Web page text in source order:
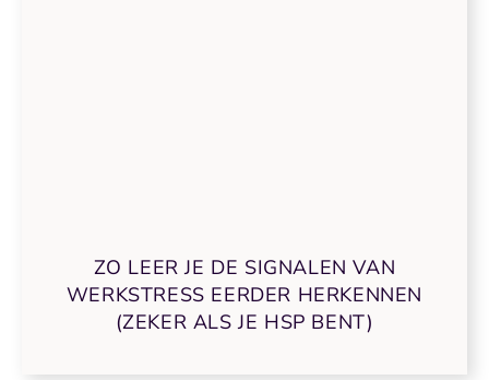
ZO LEER JE DE SIGNALEN VAN
WERKSTRESS EERDER HERKENNEN
(ZEKER ALS JE HSP BENT)